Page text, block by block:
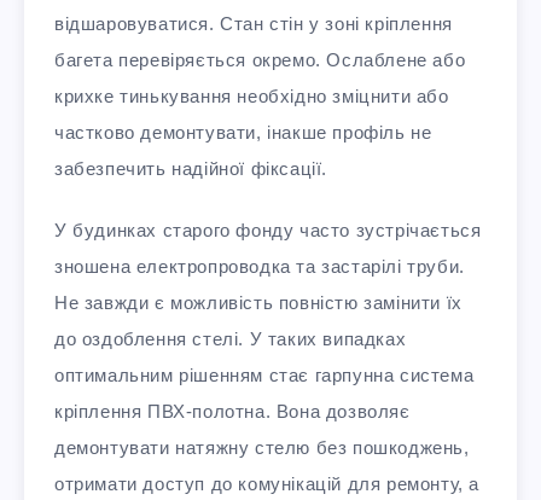
відшаровуватися. Стан стін у зоні кріплення
багета перевіряється окремо. Ослаблене або
крихке тинькування необхідно зміцнити або
частково демонтувати, інакше профіль не
забезпечить надійної фіксації.
У будинках старого фонду часто зустрічається
зношена електропроводка та застарілі труби.
Не завжди є можливість повністю замінити їх
до оздоблення стелі. У таких випадках
оптимальним рішенням стає гарпунна система
кріплення ПВХ-полотна. Вона дозволяє
демонтувати натяжну стелю без пошкоджень,
отримати доступ до комунікацій для ремонту, а